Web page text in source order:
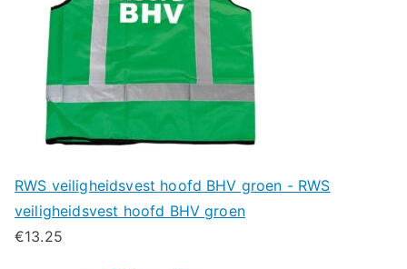
RWS veiligheidsvest hoofd BHV groen - RWS
veiligheidsvest hoofd BHV groen
€13.25